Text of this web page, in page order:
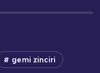
gemi zinciri